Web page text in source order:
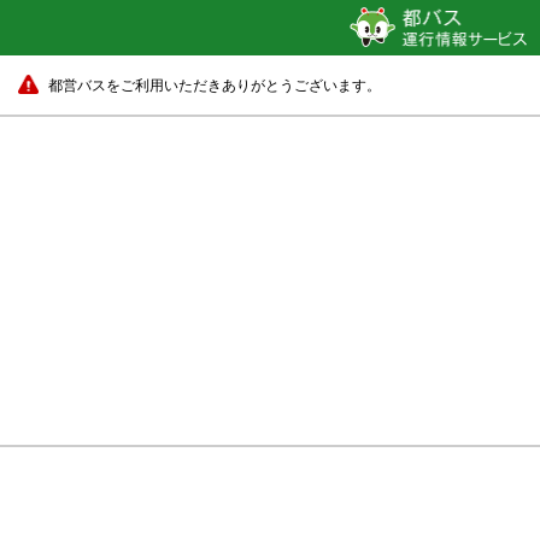
都営バスをご利用いただきありがとうございます。